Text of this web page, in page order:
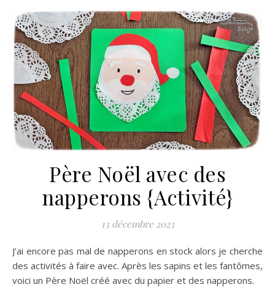
Père Noël avec des
napperons {Activité}
13 décembre 2023
J’ai encore pas mal de napperons en stock alors je cherche
des activités à faire avec. Après les sapins et les fantômes,
voici un Père Noël créé avec du papier et des napperons.